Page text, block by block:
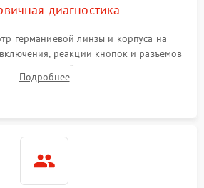
диагностика
германиевой линзы и корпуса на
реакции кнопок и разъемов
тепловой сигнатуры на экран,
функций и считывание системных
Подробнее